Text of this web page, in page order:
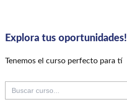
Explora tus oportunidades!
Tenemos el curso perfecto para tí
Buscar: